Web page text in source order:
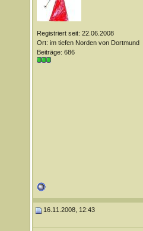
Registriert seit: 22.06.2008
Ort: im tiefen Norden von Dortmund
Beiträge: 686
16.11.2008, 12:43